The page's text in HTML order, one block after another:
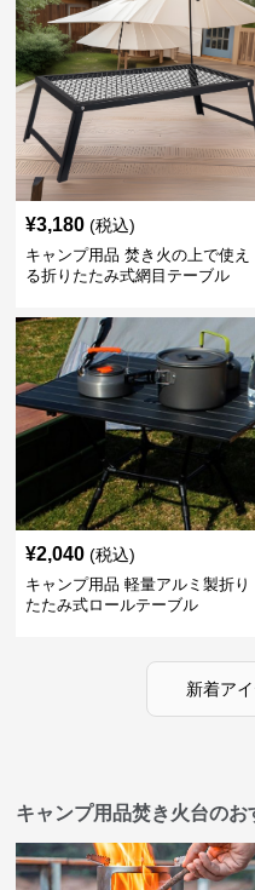
¥3,180 (税込)
キャンプ用品 焚き火の上で使え
る折りたたみ式網目テーブル
¥2,040 (税込)
キャンプ用品 軽量アルミ製折り
たたみ式ロールテーブル
新着ア
キャンプ用品焚き火台のお